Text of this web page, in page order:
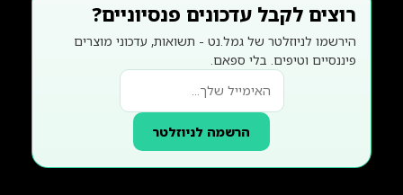
רוצים לקבל עדכונים פנסיוניים?
הירשמו לניוזלטר של גמל.נט - תשואות, עדכוני מוצרים
פיננסיים וטיפים. בלי ספאם.
הרשמה לניוזלטר